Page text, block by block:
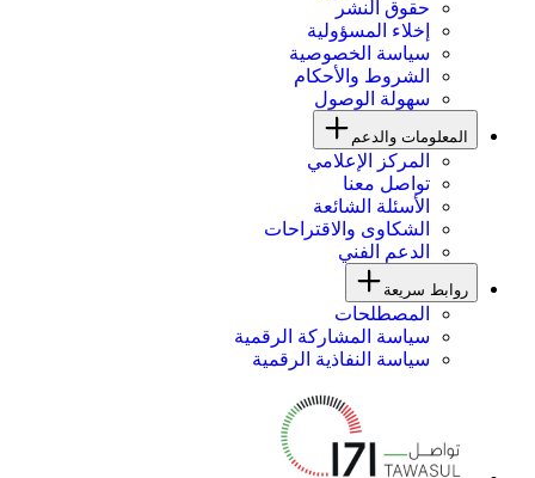
حقوق النشر
إخلاء المسؤولية
سياسة الخصوصية
الشروط والأحكام
سهولة الوصول
المعلومات والدعم
المركز الإعلامي
تواصل معنا
الأسئلة الشائعة
الشكاوى والاقتراحات
الدعم الفني
روابط سريعة
المصطلحات
سياسة المشاركة الرقمية
سياسة النفاذية الرقمية